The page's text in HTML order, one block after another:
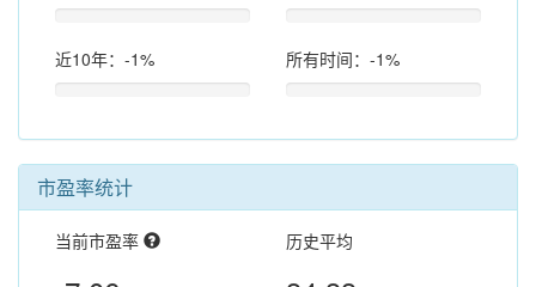
近10年：-1% 所有时间：-1%
市盈率统计
当前市盈率 历史平均